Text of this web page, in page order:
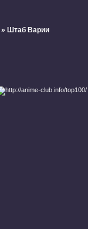
»Штаб Варии